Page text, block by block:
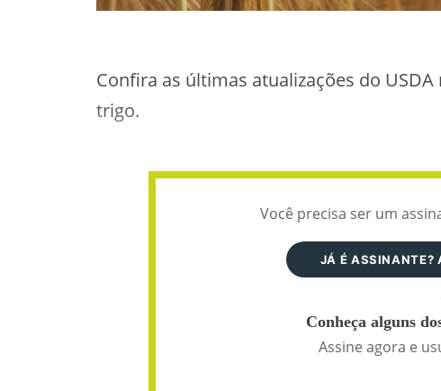
Confira as últimas atualizações do
trigo.
Você precisa ser um
JÁ É ASSINANTE?
Conheça alguns
Assine agora e